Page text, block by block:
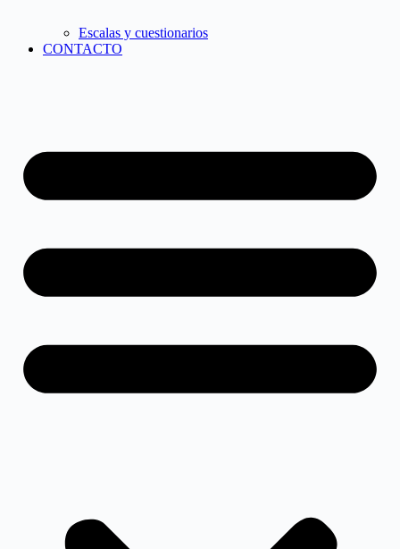
Escalas y cuestionarios
CONTACTO